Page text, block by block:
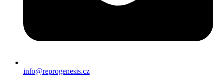
info@reprogenesis.cz